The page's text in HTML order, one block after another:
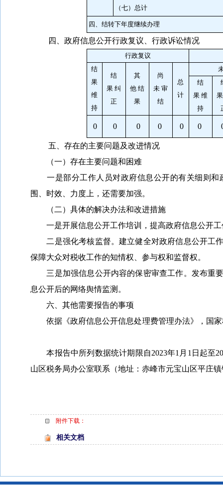
（七）总计
四、结转下年度继续办理
四、政府信息公开行政复议、行政诉讼情况
行政复议
结
果
维
持
结
果 纠
正
其
他 结
果
尚
未 审
结
总
计
结
果 维
持
0 0 0 0 0 0
五、存在的主要问题及改进情况
（一）存在主要问题和困难
一是部分工作人员对政府信息公开的有关细则
围、时效、力度上，还需要加强。
（二）具体的解决办法和改进措施
一是开展信息公开工作培训，提高政府信息公开
二是强化考核监督。建立健全对政府信息公开工
保障大众对税收工作的知情权、参与权和监督权。
三是加强信息公开内容的保密审查工作。发布重
息公开后的网络舆情监测。
六、其他需要报告的事项
依据《政府信息公开信息处理费管理办法》，
本报告中所列数据统计期限自2023年1月1日起至
山区税务局办公室联系（地址：赤峰市元宝山区平庄
附件下载：
相关文档